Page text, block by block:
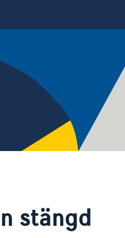
stängd